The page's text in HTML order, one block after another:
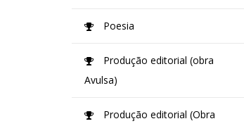
Poesia
Produção editorial (obra
Avulsa)
Produção editorial (Obra